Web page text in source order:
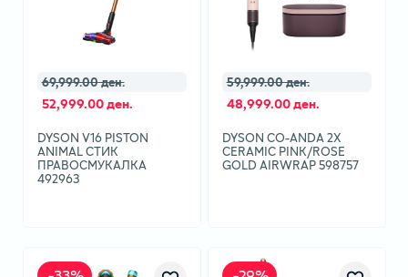
69,999.00 ден.
52,999.00 ден.
DYSON V16 PISTON
ANIMAL СТИК
ПРАВОСМУКАЛКА
492963
59,999.00 ден.
48,999.00 ден.
DYSON CO-ANDA 2X
CERAMIC PINK/ROSE
GOLD AIRWRAP 598757